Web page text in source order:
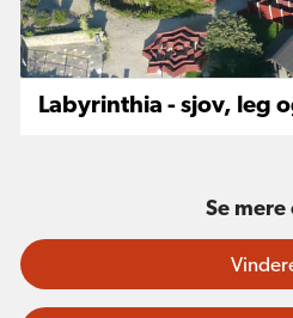
Labyrinthia - sjov, leg
Se mere